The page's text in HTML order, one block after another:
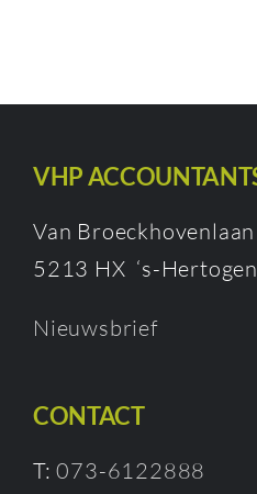
VHP
Van
5213 HX ‘s-
Nieuwsbrief
CONTACT
T:073-6122888